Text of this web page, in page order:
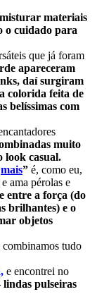
misturar materiais
o cuidado para
que já foram
apareceram
daí surgiram
colorida feita de
belíssimas com
muito
look casual.
mais” é, como eu,
ama pérolas e
entre a força (do
brilhantes) e o
objetos
combinamos tudo
e encontrei no
lindas pulseiras